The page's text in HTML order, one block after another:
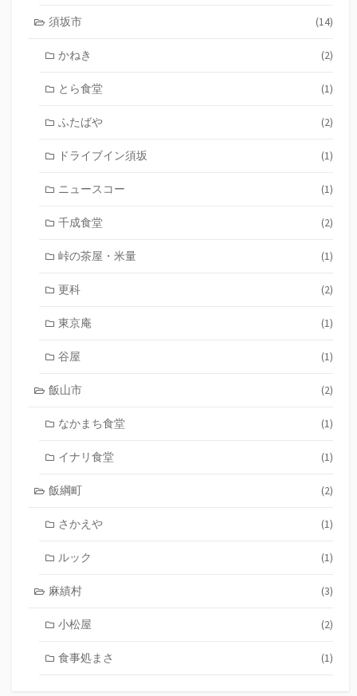
須坂市 (14)
かねき (2)
とら食堂 (1)
ふたばや (2)
ドライブイン須坂 (1)
ニュースコー (1)
千成食堂 (2)
峠の茶屋・米量 (1)
更科 (2)
東京庵 (1)
谷屋 (1)
飯山市 (2)
なかまち食堂 (1)
イナリ食堂 (1)
飯綱町 (2)
さかえや (1)
ルック (1)
麻績村 (3)
小松屋 (2)
食事処まさ (1)